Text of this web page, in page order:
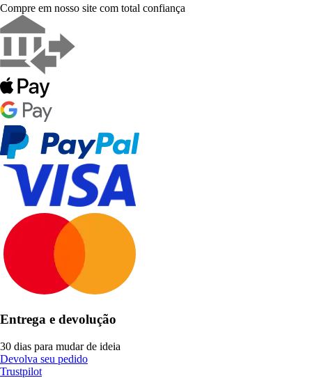
Compre em nosso site com total confiança
Entrega e devolução
30 dias para mudar de ideia
Devolva seu pedido
Trustpilot